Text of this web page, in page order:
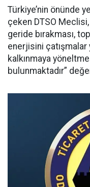
Türkiye’nin önünde
çeken DTSO
geride bırakması,
enerjisini çatışmalar
kalkınmaya
bulunmaktadır”